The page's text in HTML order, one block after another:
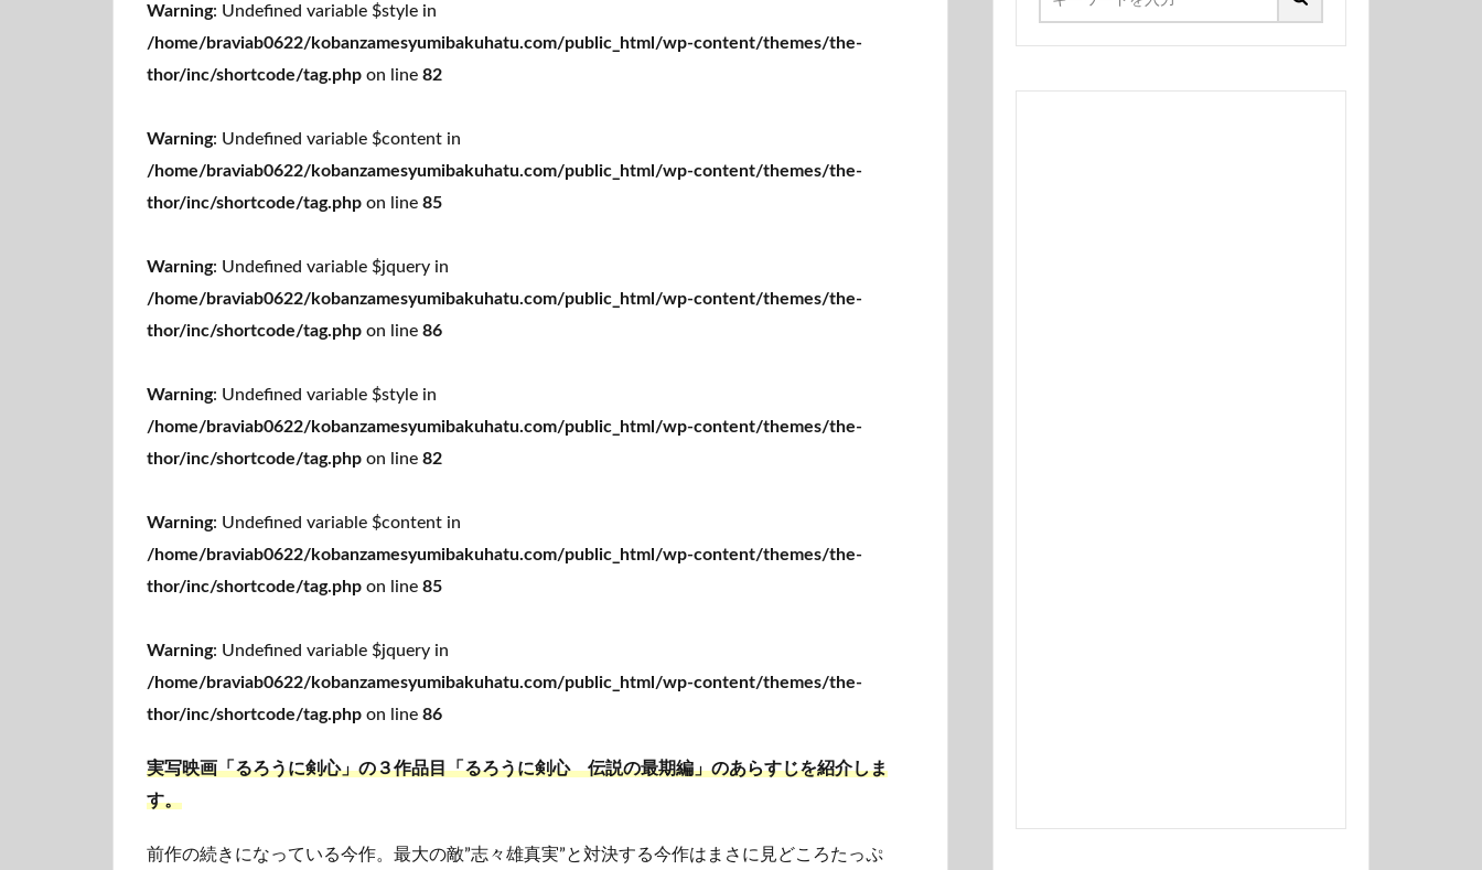
Warning: Undefined variable $style in
/home/braviab0622/kobanzamesyumibakuhatu.com/public_html/wp-content/themes/the-
thor/inc/shortcode/tag.php on line 82
Warning: Undefined variable $content in
/home/braviab0622/kobanzamesyumibakuhatu.com/public_html/wp-content/themes/the-
thor/inc/shortcode/tag.php on line 85
Warning: Undefined variable $jquery in
/home/braviab0622/kobanzamesyumibakuhatu.com/public_html/wp-content/themes/the-
thor/inc/shortcode/tag.php on line 86
Warning: Undefined variable $style in
/home/braviab0622/kobanzamesyumibakuhatu.com/public_html/wp-content/themes/the-
thor/inc/shortcode/tag.php on line 82
Warning: Undefined variable $content in
/home/braviab0622/kobanzamesyumibakuhatu.com/public_html/wp-content/themes/the-
thor/inc/shortcode/tag.php on line 85
Warning: Undefined variable $jquery in
/home/braviab0622/kobanzamesyumibakuhatu.com/public_html/wp-content/themes/the-
thor/inc/shortcode/tag.php on line 86
実写映画「るろうに剣心」の３作品目「るろうに剣心 伝説の最期編」のあらすじを紹介しま
す。
前作の続きになっている今作。最大の敵”志々雄真実”と対決する今作はまさに見どころたっぷ